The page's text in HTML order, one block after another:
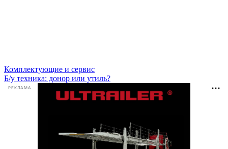
Комплектующие и сервис
Б/у техника: донор или утиль?
РЕКЛАМА